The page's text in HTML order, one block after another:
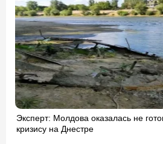
Эксперт: Молдова оказалась не
кризису на Днестре